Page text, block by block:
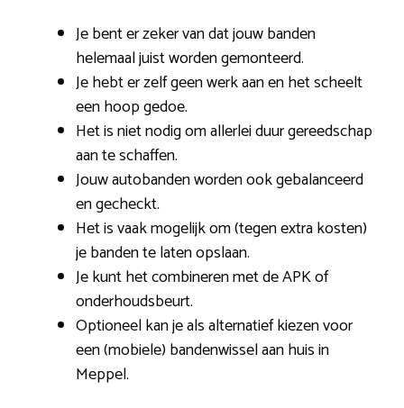
Je bent er zeker van dat jouw banden
helemaal juist worden gemonteerd.
Je hebt er zelf geen werk aan en het scheelt
een hoop gedoe.
Het is niet nodig om allerlei duur gereedschap
aan te schaffen.
Jouw autobanden worden ook gebalanceerd
en gecheckt.
Het is vaak mogelijk om (tegen extra kosten)
je banden te laten opslaan.
Je kunt het combineren met de APK of
onderhoudsbeurt.
Optioneel kan je als alternatief kiezen voor
een (mobiele) bandenwissel aan huis in
Meppel.